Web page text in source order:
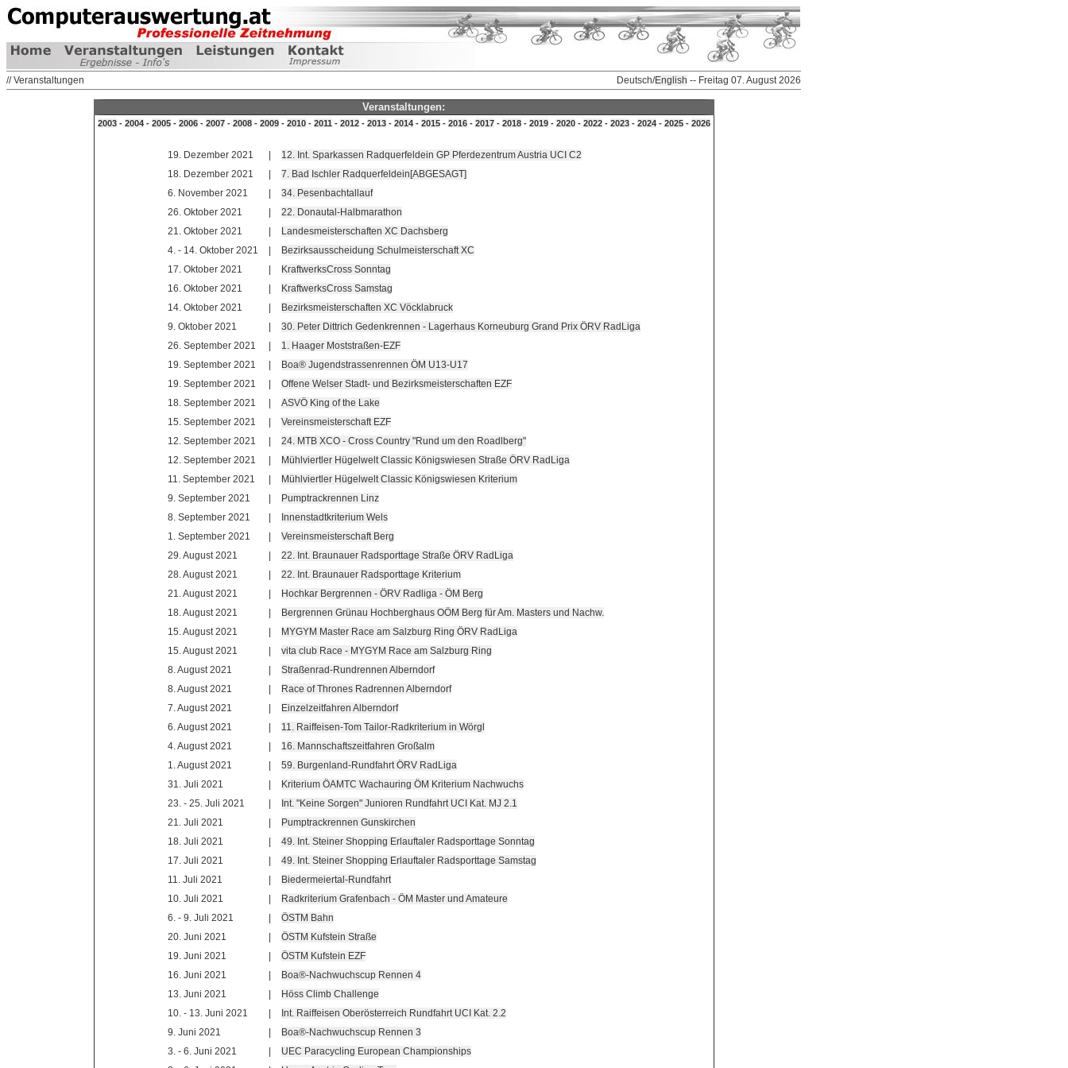
// Veranstaltungen Deutsch/English -- Freitag 07. August 2026
Veranstaltungen:
2003- 2004- 2005- 2006- 2007- 2008- 2009- 2010- 2011 - 2012- 2013- 2014- 2015- 2016- 2017- 2018- 2019- 2020- 2022- 2023- 2024- 2025- 2026
19. Dezember 2021
12. Int. Sparkassen Radquerfeldein GP Pferdezentrum Austria UCI C2
18. Dezember 2021
7. Bad Ischler Radquerfeldein[ABGESAGT]
6. November 2021
34. Pesenbachtallauf
26. Oktober 2021
22. Donautal-Halbmarathon
21. Oktober 2021
Landesmeisterschaften XC Dachsberg
4. - 14. Oktober 2021
Bezirksausscheidung Schulmeisterschaft XC
17. Oktober 2021
KraftwerksCross Sonntag
16. Oktober 2021
KraftwerksCross Samstag
14. Oktober 2021
Bezirksmeisterschaften XC Vöcklabruck
9. Oktober 2021
30. Peter Dittrich Gedenkrennen - Lagerhaus Korneuburg Grand Prix ÖRV RadLiga
26. September 2021
1. Haager Moststraßen-EZF
19. September 2021
Boa® Jugendstrassenrennen ÖM U13-U17
19. September 2021
Offene Welser Stadt- und Bezirksmeisterschaften EZF
18. September 2021
ASVÖ King of the Lake
15. September 2021
Vereinsmeisterschaft EZF
12. September 2021
24. MTB XCO - Cross Country "Rund um den Roadlberg"
12. September 2021
Mühlviertler Hügelwelt Classic Königswiesen Straße ÖRV RadLiga
11. September 2021
Mühlviertler Hügelwelt Classic Königswiesen Kriterium
9. September 2021
Pumptrackrennen Linz
8. September 2021
Innenstadtkriterium Wels
1. September 2021
Vereinsmeisterschaft Berg
29. August 2021
22. Int. Braunauer Radsporttage Straße ÖRV RadLiga
28. August 2021
22. Int. Braunauer Radsporttage Kriterium
21. August 2021
Hochkar Bergrennen - ÖRV Radliga - ÖM Berg
18. August 2021
Bergrennen Grünau Hochberghaus OÖM Berg für Am. Masters und Nachw.
15. August 2021
MYGYM Master Race am Salzburg Ring ÖRV RadLiga
15. August 2021
vita club Race - MYGYM Race am Salzburg Ring
8. August 2021
Straßenrad-Rundrennen Alberndorf
8. August 2021
Race of Thrones Radrennen Alberndorf
7. August 2021
Einzelzeitfahren Alberndorf
6. August 2021
11. Raiffeisen-Tom Tailor-Radkriterium in Wörgl
4. August 2021
16. Mannschaftszeitfahren Großalm
1. August 2021
59. Burgenland-Rundfahrt ÖRV RadLiga
31. Juli 2021
Kriterium ÖAMTC Wachauring ÖM Kriterium Nachwuchs
23. - 25. Juli 2021
Int. "Keine Sorgen" Junioren Rundfahrt UCI Kat. MJ 2.1
21. Juli 2021
Pumptrackrennen Gunskirchen
18. Juli 2021
49. Int. Steiner Shopping Erlauftaler Radsporttage Sonntag
17. Juli 2021
49. Int. Steiner Shopping Erlauftaler Radsporttage Samstag
11. Juli 2021
Biedermeiertal-Rundfahrt
10. Juli 2021
Radkriterium Grafenbach - ÖM Master und Amateure
6. - 9. Juli 2021
ÖSTM Bahn
20. Juni 2021
ÖSTM Kufstein Straße
19. Juni 2021
ÖSTM Kufstein EZF
16. Juni 2021
Boa®-Nachwuchscup Rennen 4
13. Juni 2021
Höss Climb Challenge
10. - 13. Juni 2021
Int. Raiffeisen Oberösterreich Rundfahrt UCI Kat. 2.2
9. Juni 2021
Boa®-Nachwuchscup Rennen 3
3. - 6. Juni 2021
UEC Paracycling European Championships